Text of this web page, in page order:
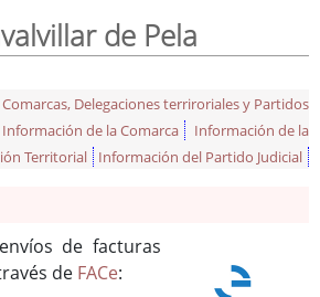
de Pela
Delegaciones terriroriales y Partidos
Información de la Comarca
Información de la
Territorial
Información del Partido Judicial
de facturas
de FACe: